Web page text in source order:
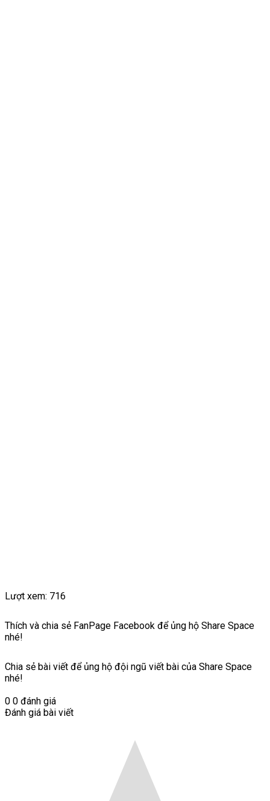
Lượt xem: 716
Thích và chia sẻ FanPage Facebook để ủng hộ Share Space
nhé!
Chia sẻ bài viết để ủng hộ đội ngũ viết bài của Share Space
nhé!
0 0 đánh giá
Đánh giá bài viết